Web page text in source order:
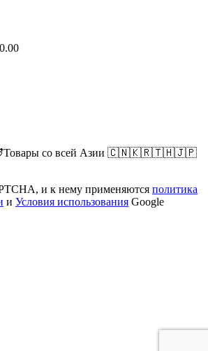
🐼Товары со всей Азии 🇨🇳🇰🇷🇹🇭🇯🇵
и к нему применяются политика
и Условия использования Google